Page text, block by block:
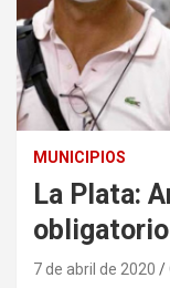
MUNICIPIOS
La Plata:
7 de abril de 2020